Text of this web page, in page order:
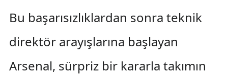
Bu başarısızlıklardan sonra teknik
direktör arayışlarına başlayan
Arsenal, sürpriz bir kararla takımın